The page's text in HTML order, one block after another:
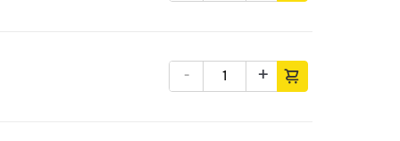
- +